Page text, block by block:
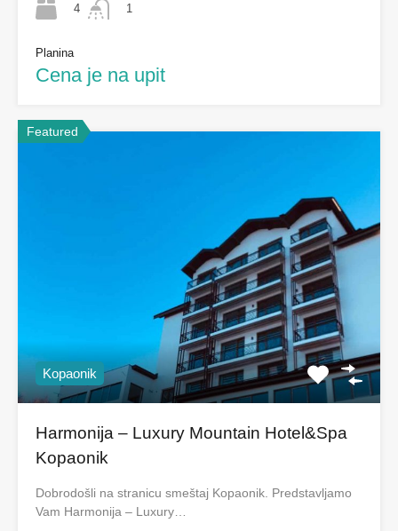
4
1
Planina
Cena je na upit
Featured
Kopaonik
Harmonija – Luxury Mountain Hotel&Spa
Kopaonik
Dobrodošli na stranicu smeštaj Kopaonik. Predstavljamo
Vam Harmonija – Luxury…